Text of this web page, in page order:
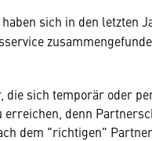
sich in den letzten
die sich temporär oder
denn
dem "richtigen"